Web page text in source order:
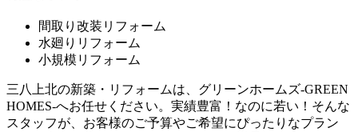
間取り改装リフォーム
水廻りリフォーム
小規模リフォーム
三八上北の新築・リフォームは、グリーンホームズ‐GREEN
HOMES‐へお任せください。実績豊富！なのに若い！そんな
スタッフが、お客様のご予算やご希望にぴったりなプラン